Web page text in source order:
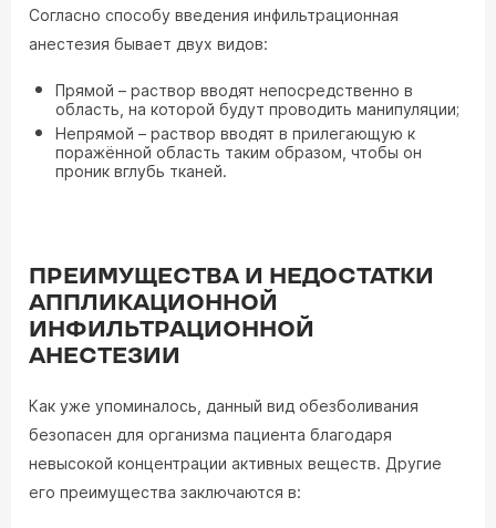
Согласно способу введения инфильтрационная
анестезия бывает двух видов:
Прямой – раствор вводят непосредственно в
область, на которой будут проводить манипуляции;
Непрямой – раствор вводят в прилегающую к
поражённой область таким образом, чтобы он
проник вглубь тканей.
ПРЕИМУЩЕСТВА И НЕДОСТАТКИ
АППЛИКАЦИОННОЙ
ИНФИЛЬТРАЦИОННОЙ
АНЕСТЕЗИИ
Как уже упоминалось, данный вид обезболивания
безопасен для организма пациента благодаря
невысокой концентрации активных веществ. Другие
его преимущества заключаются в: